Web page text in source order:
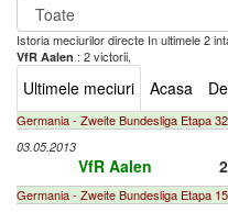
Istoria meciurilor directe In ultimele 2
VfR Aalen : 2 victorii,
Ultimele meciuri Acasa
Germania - Zweite Bundesliga Etapa 32
03.05.2013
VfR Aalen
Germania - Zweite Bundesliga Etapa 15